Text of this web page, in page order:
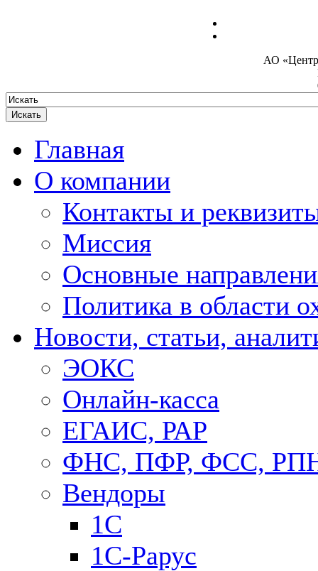
АО
Главная
О компании
Контакты и
Миссия
Основные
Политика в области
Новости, статьи,
ЭОКС
Онлайн-касса
ЕГАИС, РАР
ФНС, ПФР, ФСС,
Вендоры
1С
1C-Рарус